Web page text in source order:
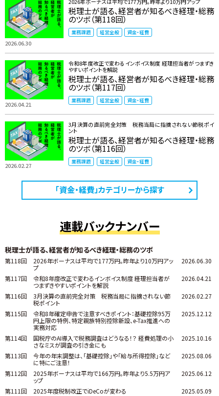
2026.06.30
2026年ボーナスは平均で177万円。昨年より10万円アップ
税理士が語る、経営者が知るべき経理・総務
のツボ（第118回）
業務課題 経営全般 資金・経費
2026.04.21
令和8年度改正で変わるインボイス制度 ――経理担当者がつまずき
やすいポイントを解説
税理士が語る、経営者が知るべき経理・総務
のツボ（第117回）
業務課題 経営全般 資金・経費
2026.02.27
3月決算の直前完全対策 税務当局に指摘されない節税ポイ
ント
税理士が語る、経営者が知るべき経理・総務
のツボ（第116回）
業務課題 経営全般 資金・経費
「資金・経費」カテゴリーから探す
連載バックナンバー
税理士が語る、経営者が知るべき経理・総務のツボ
第118回
2026年ボーナスは平均で177万円。昨年より10万円アッ
プ
2026.06.30
第117回
令和8年度改正で変わるインボイス制度 ――経理担当者が
つまずきやすいポイントを解説
2026.04.21
第116回
3月決算の直前完全対策 税務当局に指摘されない節
税ポイント
2026.02.27
第115回
令和8年確定申告で注意すべきポイント：基礎控除95万
円上限の特例、特定親族特別控除新設、e-Tax推進への
実務対応
2025.12.12
第114回
国税庁のAI導入で税務調査はどうなる！？ 経費処理の小
さなミスが調査の引き金にも
2025.10.16
第113回
今年の年末調整は、「基礎控除」や「給与所得控除」など
に特にご注意！
2025.08.06
第112回
2025年ボーナスは平均で166万円。昨年より5.5万円ア
ップ
2025.06.12
第111回 2025年度税制改正でiDeCoが変わる
2025.05.09